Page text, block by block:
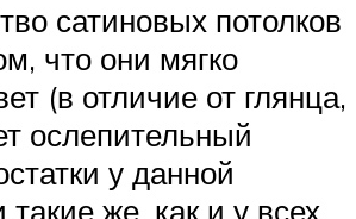
сатиновых потолков
что они мягко
(в отличие от глянца,
ослепительный
у данной
такие же, как и у всех